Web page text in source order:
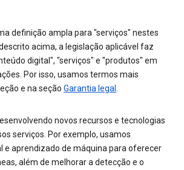
definição ampla para "serviços" nestes
acima, a legislação aplicável faz
digital", "serviços" e "produtos" em
Por isso, usamos termos mais
e na seção Garantia legal
novos recursos e tecnologias
serviços. Por exemplo, usamos
e aprendizado de máquina para oferecer
além de melhorar a detecção e o